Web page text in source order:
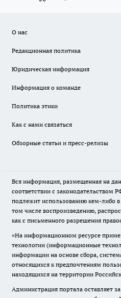
О нас
Редакционная политика
Юридическая информация
Информация о команде
Политика этики
Как с нами связаться
Обзорные статьи и пресс-релизы
Вся информация, размещенная на
соответствии с законодательством
подлежит использованию кем-либо
том числе воспроизведению,
как с письменного разрешения
«На информационном ресурсе
технологии (информационные
информации на основе сбора,
относящихся к предпочтениям
находящихся на территории
Администрация портала оставляет